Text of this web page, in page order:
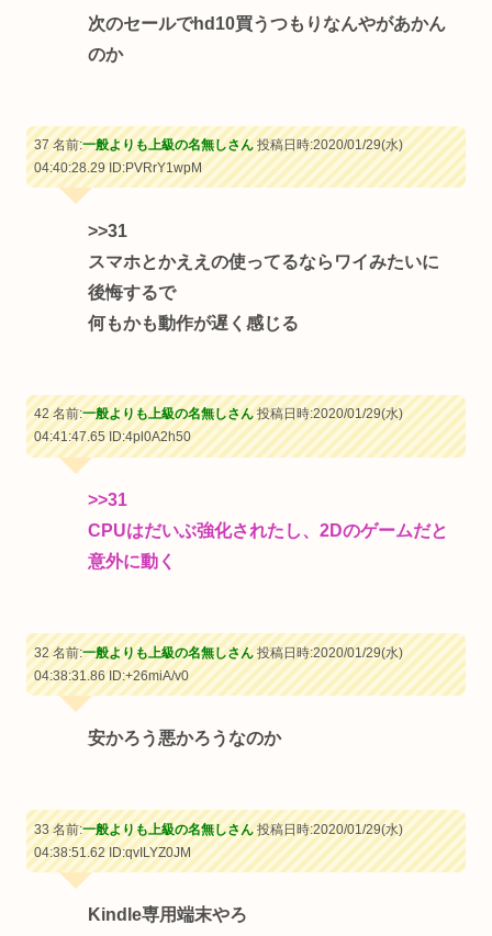
次のセールでhd10買うつもりなんやがあかん
のか
37 名前:一般よりも上級の名無しさん投稿日時:2020/01/29(水)
04:40:28.29ID:PVRrY1wpM
>>31
スマホとかええの使ってるならワイみたいに
後悔するで
何もかも動作が遅く感じる
42 名前:一般よりも上級の名無しさん投稿日時:2020/01/29(水)
04:41:47.65ID:4pl0A2h50
>>31
CPUはだいぶ強化されたし、2Dのゲームだと
意外に動く
32 名前:一般よりも上級の名無しさん投稿日時:2020/01/29(水)
04:38:31.86ID:+26miA/v0
安かろう悪かろうなのか
33 名前:一般よりも上級の名無しさん投稿日時:2020/01/29(水)
04:38:51.62ID:qvILYZ0JM
Kindle専用端末やろ